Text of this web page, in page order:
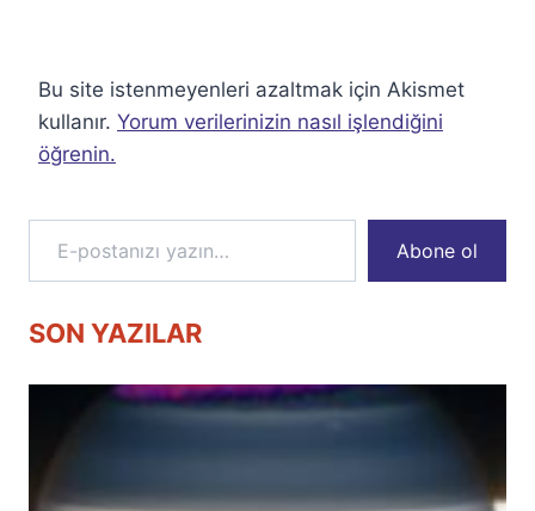
Bu site istenmeyenleri azaltmak için Akismet
kullanır. Yorum verilerinizin nasıl işlendiğini
öğrenin.
E-postanızı yazın…
Abone ol
SON YAZILAR